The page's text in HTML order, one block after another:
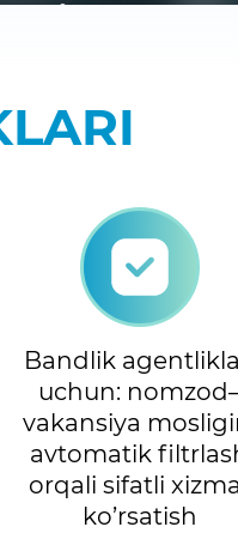
Bandlik
uchun:
vakansiya
avtomatik
orqali sifatli
ko’rsatish